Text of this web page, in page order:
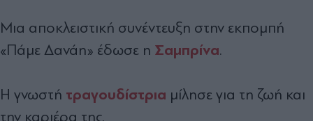
Μια αποκλειστική συνέντευξη στην εκπομπή
«Πάμε Δανάη» έδωσε η Σαμπρίνα.
Η γνωστή τραγουδίστρια μίλησε για τη ζωή και
την καριέρα της.